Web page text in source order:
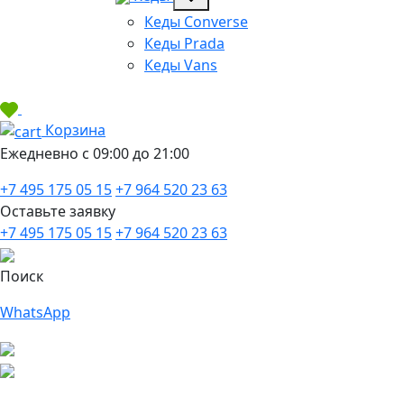
Кеды Converse
Кеды Prada
Кеды Vans
Корзина
Ежедневно с 09:00 до 21:00
+7 495 175 05 15+7 964 520 23 63
Оставьте заявку
+7 495 175 05 15+7 964 520 23 63
Поиск
WhatsApp